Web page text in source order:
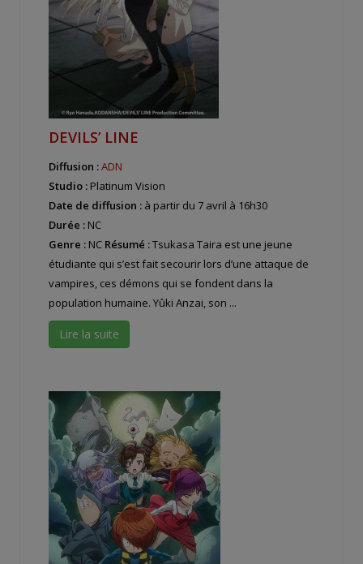
DEVILS’ LINE
Diffusion :ADN
Studio : Platinum Vision
Date de diffusion : à partir du 7 avril à 16h30
Durée : NC
Genre : NC Résumé :Tsukasa Taira est une jeune
étudiante qui s’est fait secourir lors d’une attaque de
vampires, ces démons qui se fondent dans la
population humaine. Yûki Anzai, son ...
Lire la suite